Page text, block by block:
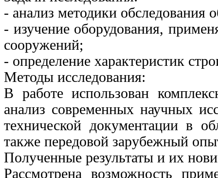
- анализ методики обследования
- изучение оборудования,
сооружений;
- определение характеристик
Методы исследования:
В работе использован
анализ современных научных
технической документации в
также передовой зарубежный
Полученные результаты и их
Рассмотрена возможность